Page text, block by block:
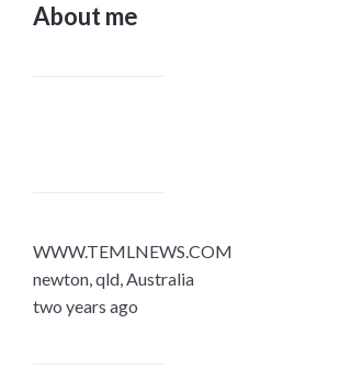
About me
WWW.TEMLNEWS.COM
newton, qld, Australia
two years ago